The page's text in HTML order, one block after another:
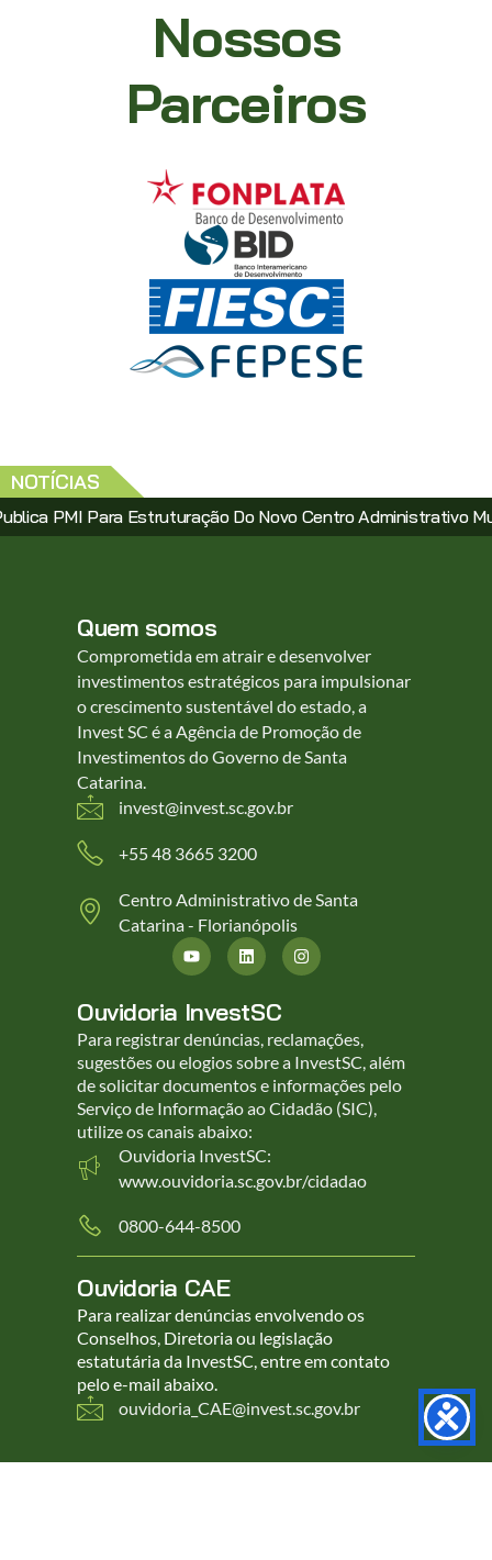
Nossos
Parceiros
NOTÍCIAS
Para Estruturação Do Novo Centro Administrativo Municipal
Quem somos
Comprometida em atrair e desenvolver
investimentos estratégicos para impulsionar
o crescimento sustentável do estado, a
Invest SC é a Agência de Promoção de
Investimentos do Governo de Santa
Catarina.
invest@invest.sc.gov.br
+55 48 3665 3200
Centro Administrativo de Santa
Catarina - Florianópolis
Ouvidoria InvestSC
Para registrar denúncias, reclamações,
sugestões ou elogios sobre a InvestSC, além
de solicitar documentos e informações pelo
Serviço de Informação ao Cidadão (SIC),
utilize os canais abaixo:
Ouvidoria InvestSC:
www.ouvidoria.sc.gov.br/cidadao
0800-644-8500
Ouvidoria CAE
Para realizar denúncias envolvendo os
Conselhos, Diretoria ou legislação
estatutária da InvestSC, entre em contato
pelo e-mail abaixo.
ouvidoria_CAE@invest.sc.gov.br